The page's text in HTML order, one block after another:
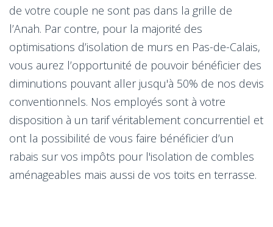
de votre couple ne sont pas dans la grille de
l’Anah. Par contre, pour la majorité des
optimisations d’isolation de murs en Pas-de-Calais,
vous aurez l’opportunité de pouvoir bénéficier des
diminutions pouvant aller jusqu'à 50% de nos devis
conventionnels. Nos employés sont à votre
disposition à un tarif véritablement concurrentiel et
ont la possibilité de vous faire bénéficier d’un
rabais sur vos impôts pour l'isolation de combles
aménageables mais aussi de vos toits en terrasse.